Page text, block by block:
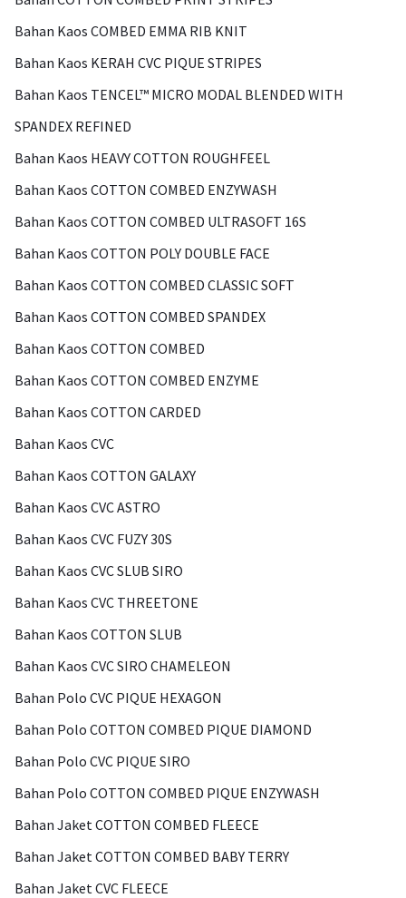
Bahan Kaos COMBED EMMA RIB KNIT
Bahan Kaos KERAH CVC PIQUE STRIPES
Bahan Kaos TENCEL™ MICRO MODAL BLENDED WITH
SPANDEX REFINED
Bahan Kaos HEAVY COTTON ROUGHFEEL
Bahan Kaos COTTON COMBED ENZYWASH
Bahan Kaos COTTON COMBED ULTRASOFT 16S
Bahan Kaos COTTON POLY DOUBLE FACE
Bahan Kaos COTTON COMBED CLASSIC SOFT
Bahan Kaos COTTON COMBED SPANDEX
Bahan Kaos COTTON COMBED
Bahan Kaos COTTON COMBED ENZYME
Bahan Kaos COTTON CARDED
Bahan Kaos CVC
Bahan Kaos COTTON GALAXY
Bahan Kaos CVC ASTRO
Bahan Kaos CVC FUZY 30S
Bahan Kaos CVC SLUB SIRO
Bahan Kaos CVC THREETONE
Bahan Kaos COTTON SLUB
Bahan Kaos CVC SIRO CHAMELEON
Bahan Polo CVC PIQUE HEXAGON
Bahan Polo COTTON COMBED PIQUE DIAMOND
Bahan Polo CVC PIQUE SIRO
Bahan Polo COTTON COMBED PIQUE ENZYWASH
Bahan Jaket COTTON COMBED FLEECE
Bahan Jaket COTTON COMBED BABY TERRY
Bahan Jaket CVC FLEECE